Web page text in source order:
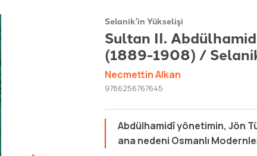
Selanik'in Yükselişi
Sultan II.
(1889-1908) /
Necmettin Alkan
9786256767645
Abdülhamidî yönetimin, Jön
ana nedeni Osmanlı